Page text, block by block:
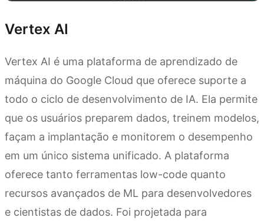
Vertex AI
Vertex AI é uma plataforma de aprendizado de
máquina do Google Cloud que oferece suporte a
todo o ciclo de desenvolvimento de IA. Ela permite
que os usuários preparem dados, treinem modelos,
façam a implantação e monitorem o desempenho
em um único sistema unificado. A plataforma
oferece tanto ferramentas low-code quanto
recursos avançados de ML para desenvolvedores
e cientistas de dados. Foi projetada para